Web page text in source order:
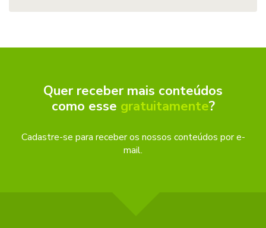
Quer receber mais conteúdos
como esse gratuitamente?
Cadastre-se para receber os nossos conteúdos por e-
mail.